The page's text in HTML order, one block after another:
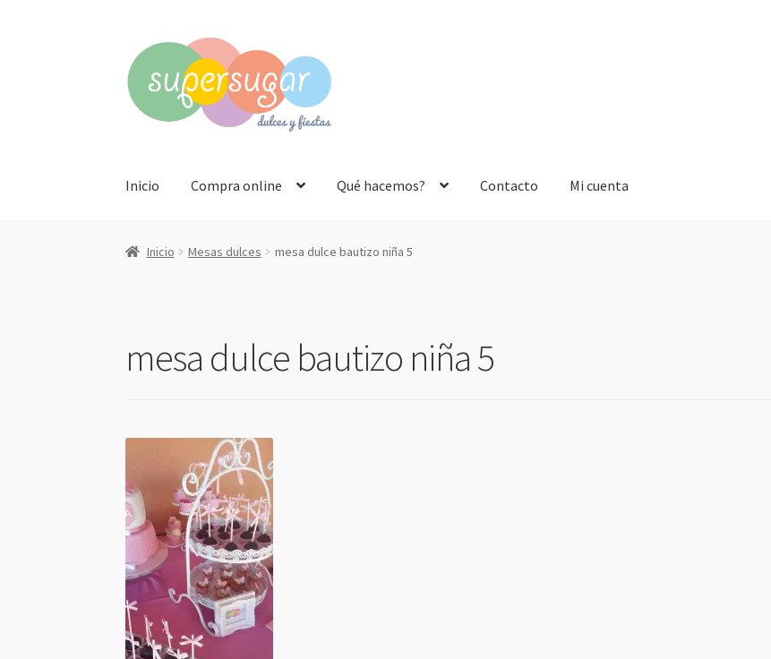
a
la
navegación
al
contenido
Inicio Compra online Qué hacemos? Contacto Mi cuenta
Inicio Mesas dulces mesa dulce bautizo niña 5
mesa dulce bautizo niña 5